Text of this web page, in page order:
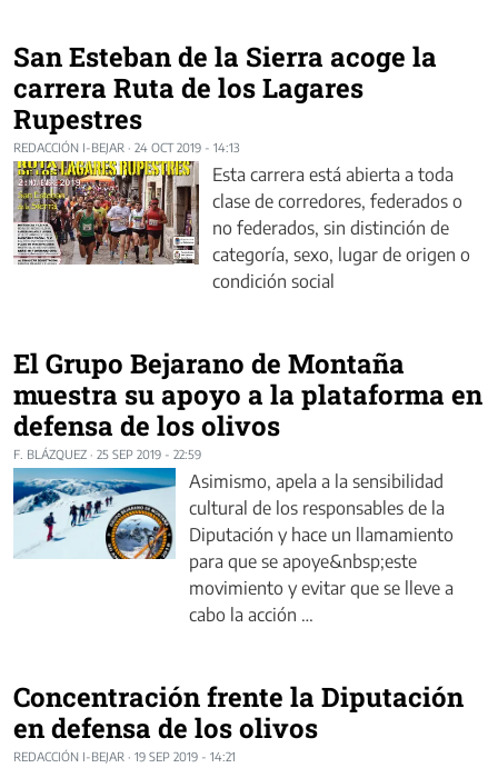
San Esteban de la Sierra acoge la
carrera Ruta de los Lagares
Rupestres
REDACCIÓN I-BEJAR · 24 OCT 2019 - 14:13
Esta carrera está abierta a toda
clase de corredores, federados o
no federados, sin distinción de
categoría, sexo, lugar de origen o
condición social
El Grupo Bejarano de Montaña
muestra su apoyo a la plataforma en
defensa de los olivos
F. BLÁZQUEZ · 25 SEP 2019 - 22:59
Asimismo, apela a la sensibilidad
cultural de los responsables de la
Diputación y hace un llamamiento
para que se apoye&nbsp;este
movimiento y evitar que se lleve a
cabo la acción …
Concentración frente la Diputación
en defensa de los olivos
REDACCIÓN I-BEJAR · 19 SEP 2019 - 14:21